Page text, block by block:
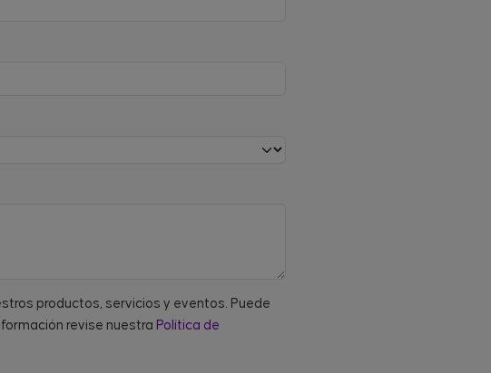
productos, servicios y eventos. Puede
revise nuestra Política de